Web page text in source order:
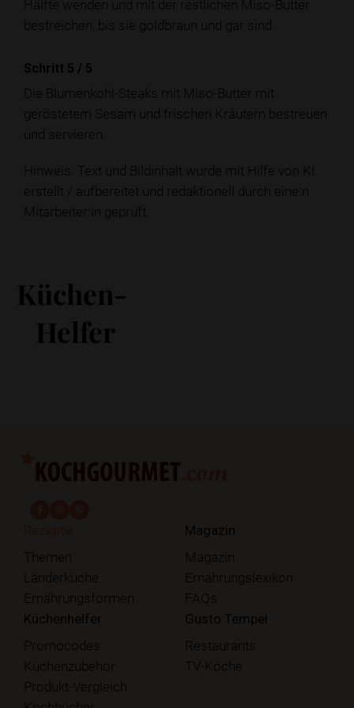
Hälfte wenden und mit der restlichen Miso-Butter
bestreichen, bis sie goldbraun und gar sind.
Schritt 5 / 5
Die Blumenkohl-Steaks mit Miso-Butter mit
geröstetem Sesam und frischen Kräutern bestreuen
und servieren.
Hinweis: Text und Bildinhalt wurde mit Hilfe von KI
erstellt / aufbereitet und redaktionell durch eine:n
Mitarbeiter:in geprüft.
Küchen-
Helfer
Themen
Länderküche
Ernährungsformen
Magazin
Magazin
Ernährungslexikon
FAQs
Küchenhelfer
Promocodes
Küchenzubehör
Produkt-Vergleich
Gusto Tempel
Restaurants
TV-Köche